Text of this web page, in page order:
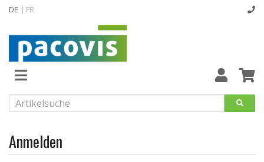
DE | FR
Abverkaufsartikel
Neuheiten
designline
Anmelden